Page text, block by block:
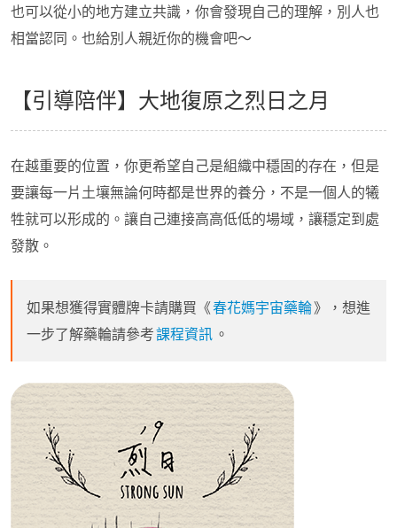
也可以從小的地方建立共識，你會發現自己的理解，別人也
相當認同。也給別人親近你的機會吧～
【引導陪伴】大地復原之烈日之月
在越重要的位置，你更希望自己是組織中穩固的存在，但是
要讓每一片土壤無論何時都是世界的養分，不是一個人的犧
牲就可以形成的。讓自己連接高高低低的場域，讓穩定到處
發散。
如果想獲得實體牌卡請購買《春花媽宇宙藥輪》，想進
一步了解藥輪請參考課程資訊 。